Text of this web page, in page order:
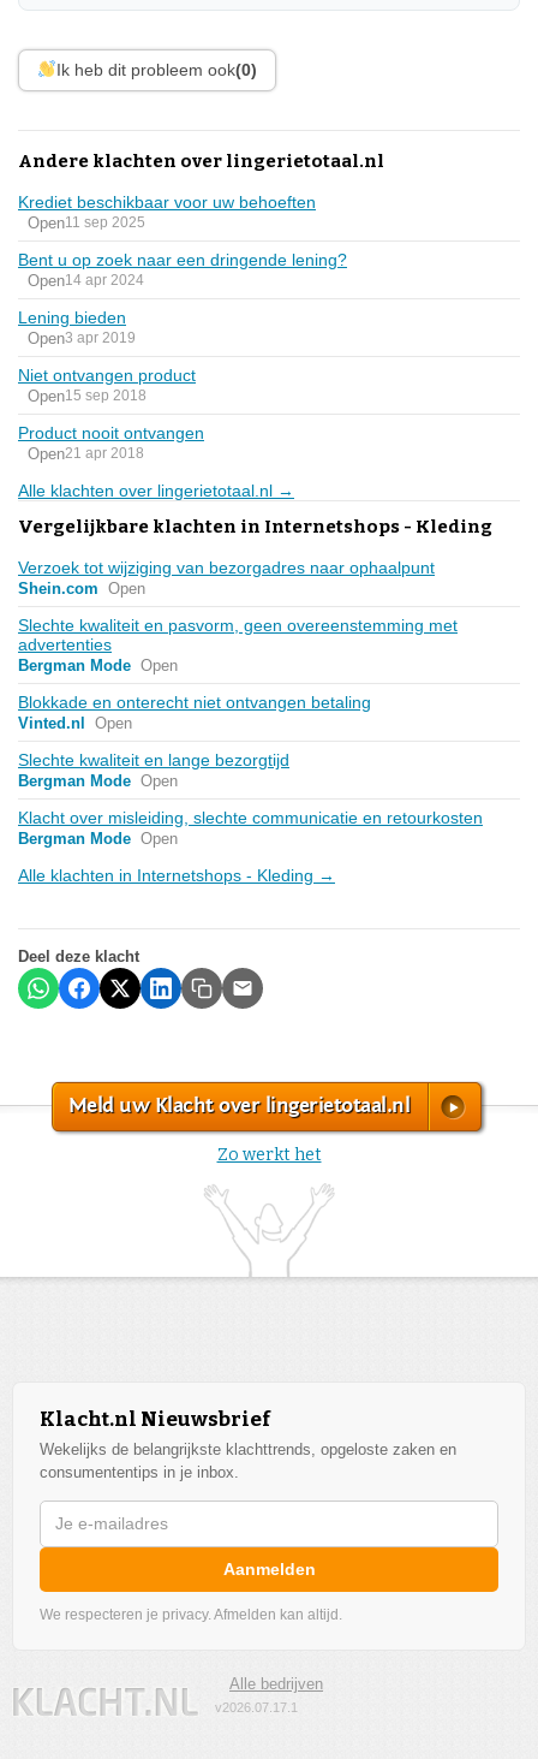
Ik heb dit probleem ook(0)
Andere klachten over lingerietotaal.nl
Krediet beschikbaar voor uw behoeften
Open11 sep 2025
Bent u op zoek naar een dringende lening?
Open14 apr 2024
Lening bieden
Open3 apr 2019
Niet ontvangen product
Open15 sep 2018
Product nooit ontvangen
Open21 apr 2018
Alle klachten over lingerietotaal.nl →
Vergelijkbare klachten in Internetshops - Kleding
Verzoek tot wijziging van bezorgadres naar ophaalpunt
Shein.com Open
Slechte kwaliteit en pasvorm, geen overeenstemming met
advertenties
Bergman Mode Open
Blokkade en onterecht niet ontvangen betaling
Vinted.nl Open
Slechte kwaliteit en lange bezorgtijd
Bergman Mode Open
Klacht over misleiding, slechte communicatie en retourkosten
Bergman Mode Open
Alle klachten in Internetshops - Kleding →
Deel deze klacht
Meld uw Klacht over lingerietotaal.nl
Zo werkt het
Klacht.nl Nieuwsbrief
Wekelijks de belangrijkste klachttrends, opgeloste zaken en
consumententips in je inbox.
Aanmelden
We respecteren je privacy. Afmelden kan altijd.
Alle bedrijven
v2026.07.17.1